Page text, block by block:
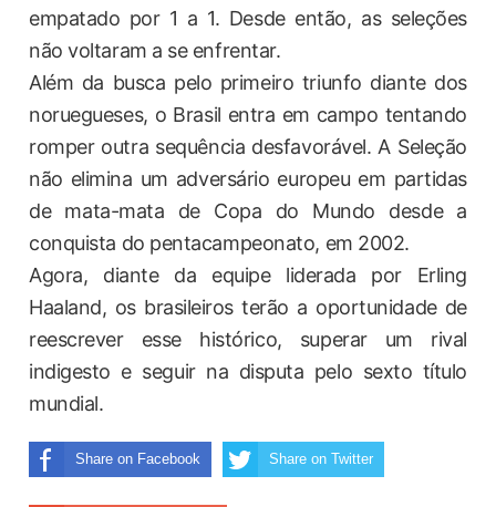
empatado por 1 a 1. Desde então, as seleções
não voltaram a se enfrentar.
Além da busca pelo primeiro triunfo diante dos
noruegueses, o Brasil entra em campo tentando
romper outra sequência desfavorável. A Seleção
não elimina um adversário europeu em partidas
de mata-mata de Copa do Mundo desde a
conquista do pentacampeonato, em 2002.
Agora, diante da equipe liderada por Erling
Haaland, os brasileiros terão a oportunidade de
reescrever esse histórico, superar um rival
indigesto e seguir na disputa pelo sexto título
mundial.
Share on Facebook Share on Twitter